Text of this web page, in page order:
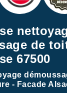
de
67500
- Facade